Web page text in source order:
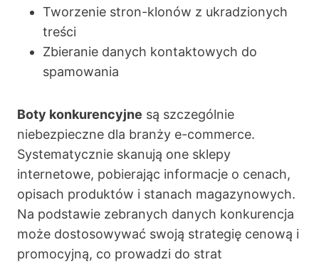
Tworzenie stron-klonów z ukradzionych
treści
Zbieranie danych kontaktowych do
spamowania
Boty konkurencyjne są szczególnie
niebezpieczne dla branży e-commerce.
Systematycznie skanują one sklepy
internetowe, pobierając informacje o cenach,
opisach produktów i stanach magazynowych.
Na podstawie zebranych danych konkurencja
może dostosowywać swoją strategię cenową i
promocyjną, co prowadzi do strat